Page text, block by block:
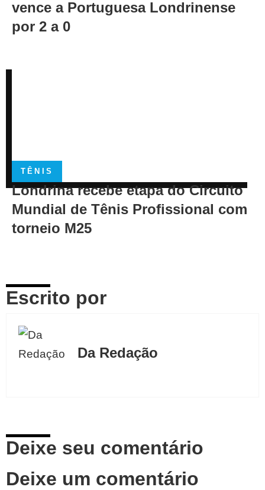
vence a Portuguesa Londrinense
por 2 a 0
TÊNIS
Londrina recebe etapa do Circuito
Mundial de Tênis Profissional com
torneio M25
Escrito por
Da Redação
Deixe seu comentário
Deixe um comentário